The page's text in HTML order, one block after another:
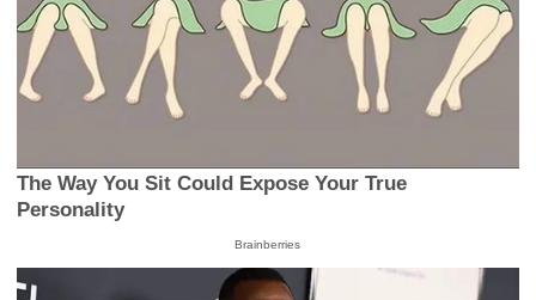
The Way You Sit Could Expose Your True
Personality
Brainberries